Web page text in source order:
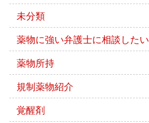
未分類
薬物に強い弁護士に相談したい
薬物所持
規制薬物紹介
覚醒剤